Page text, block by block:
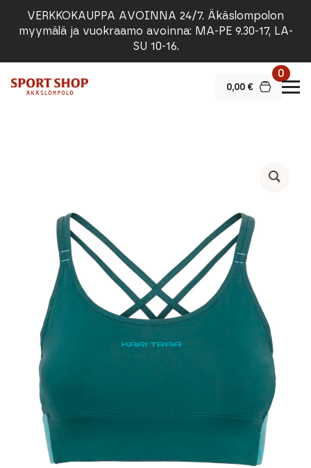
VERKKOKAUPPA AVOINNA 24/7. Äkäslompolon
myymälä ja vuokraamo avoinna: MA-PE 9.30-17, LA-
SU 10-16.
0,00 €
0